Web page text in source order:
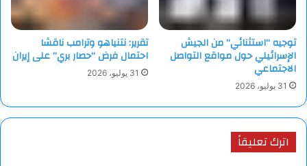
توجيه “استثنائي” من الجيش
الإسرائيلي حول مواقع التواصل
الاجتماعي
31 يوليو، 2026
تقرير: نتنياهو وترامب ناقشا
احتمال فرض “حصار بري” على إيران
31 يوليو، 2026
اترك تعليقاً